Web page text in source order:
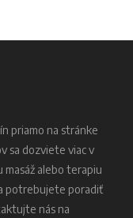
priamo na stránke
sa dozviete viac v
alebo terapiu
potrebujete poradiť
nás na